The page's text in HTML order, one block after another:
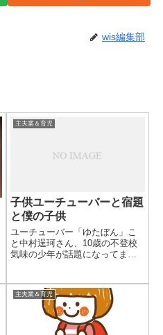
wis編集部
主夫業＆育児
子供ユーチューバーと宿題
と僕の子供
ユーチューバー「ゆたぼん」こ
と中村逞珂さん、10歳の不登校
気味の少年が話題になってます
なり、空いた時間をYouTube活
動に当てている。そして、学校
に行く必要がないと親子揃って
主夫業＆育児